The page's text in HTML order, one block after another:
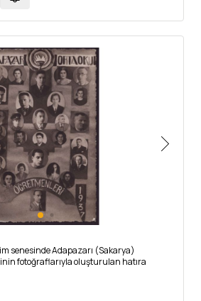
senesinde Adapazarı (Sakarya)
fotoğraflarıyla oluşturulan hatıra